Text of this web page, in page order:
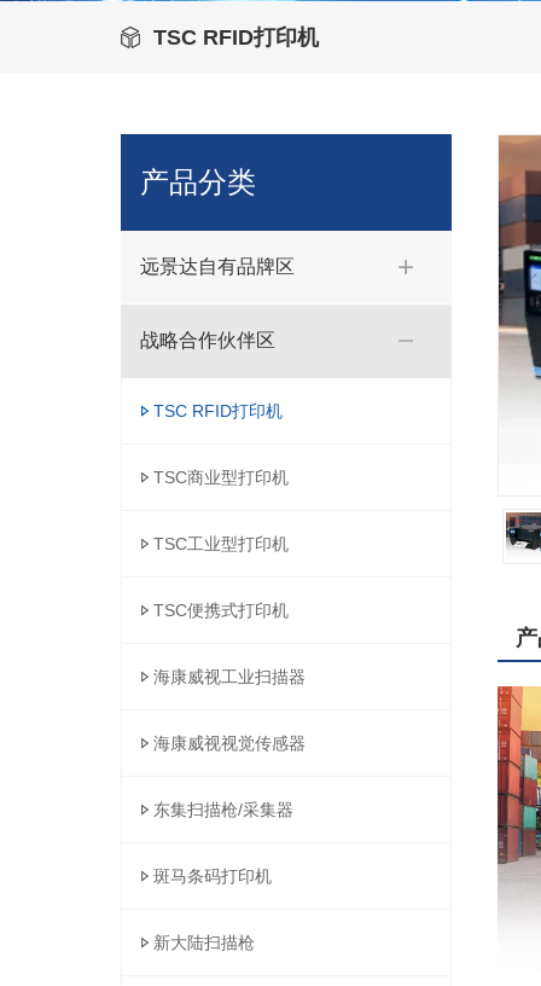
TSC RFID打印机
产品分类
远景达自有品牌区
战略合作伙伴区
TSC RFID打印机
TSC商业型打印机
TSC工业型打印机
TSC便携式打印机
海康威视工业扫描器
海康威视视觉传感器
东集扫描枪/采集器
斑马条码打印机
新大陆扫描枪